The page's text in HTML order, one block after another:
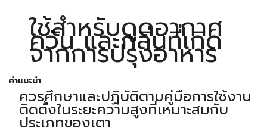
ใช้สำหรับดูดอากาศ
ควัน และกลิ่นที่เกิด
จากการปรุงอาหาร
คำแนะนำ
ควรศึกษาและปฏิบัติตามคู่มือการใช้งาน
ติดตั้งในระยะความสูงที่เหมาะสมกับ
ประเภทของเตา